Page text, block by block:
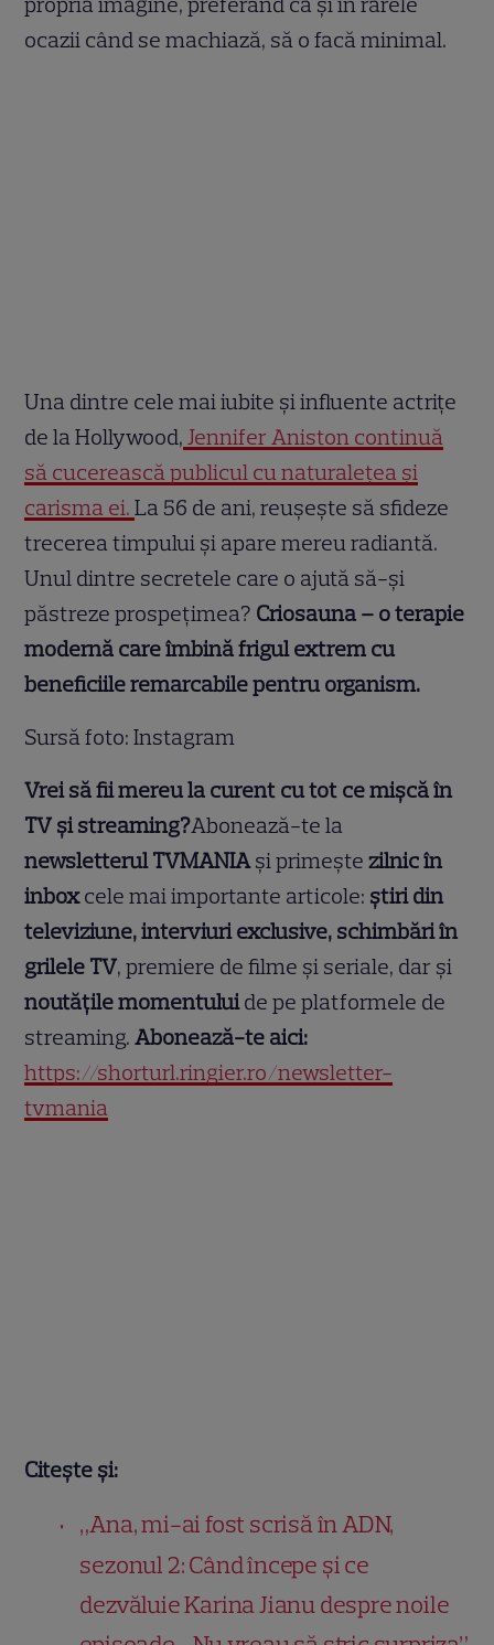
ocazii când se machiază, să o facă minimal.
Una dintre cele mai iubite și influente actrițe
de la Hollywood, Jennifer Aniston continuă
să cucerească publicul cu naturalețea și
carisma ei.La 56 de ani, reușește să sfideze
trecerea timpului și apare mereu radiantă.
Unul dintre secretele care o ajută să-și
păstreze prospețimea? Criosauna – o terapie
modernă care îmbină frigul extrem cu
beneficiile remarcabile pentru organism.
Sursă foto: Instagram
Vrei să fii mereu la curent cu tot ce mișcă în
TV și streaming?Abonează-te la
newsletterul TVMANIAși primește zilnic în
inboxcele mai importante articole: știri din
televiziune, interviuri exclusive, schimbări în
grilele TV, premiere de filme și seriale, dar și
noutățile momentuluide pe platformele de
streaming.Abonează-te aici:
https://shorturl.ringier.ro/newsletter-
tvmania
Citește și:
„Ana, mi-ai fost scrisă în ADN,
sezonul 2: Când începe și ce
dezvăluie Karina Jianu despre noile